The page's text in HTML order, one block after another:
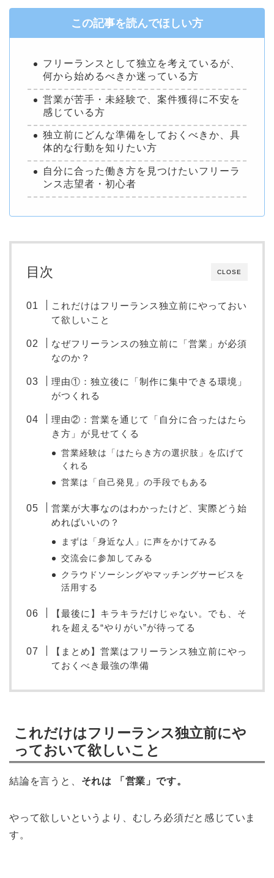
この記事を読んでほしい方
フリーランスとして独立を考えているが、
何から始めるべきか迷っている方
営業が苦手・未経験で、案件獲得に不安を
感じている方
独立前にどんな準備をしておくべきか、具
体的な行動を知りたい方
自分に合った働き方を見つけたいフリーラ
ンス志望者・初心者
CLOSE
目次
これだけはフリーランス独立前にやっておい
て欲しいこと
なぜフリーランスの独立前に「営業」が必須
なのか？
理由①：独立後に「制作に集中できる環境」
がつくれる
理由②：営業を通じて「自分に合ったはたら
き方」が見せてくる
営業経験は「はたらき方の選択肢」を広げて
くれる
営業は「自己発見」の手段でもある
営業が大事なのはわかったけど、実際どう始
めればいいの？
まずは「身近な人」に声をかけてみる
交流会に参加してみる
クラウドソーシングやマッチングサービスを
活用する
【最後に】キラキラだけじゃない。でも、そ
れを超える“やりがい”が待ってる
【まとめ】営業はフリーランス独立前にやっ
ておくべき最強の準備
これだけはフリーランス独立前にや
っておいて欲しいこと
結論を言うと、 それは 「営業」です。
やって欲しいというより、むしろ必須だと感じていま
す。